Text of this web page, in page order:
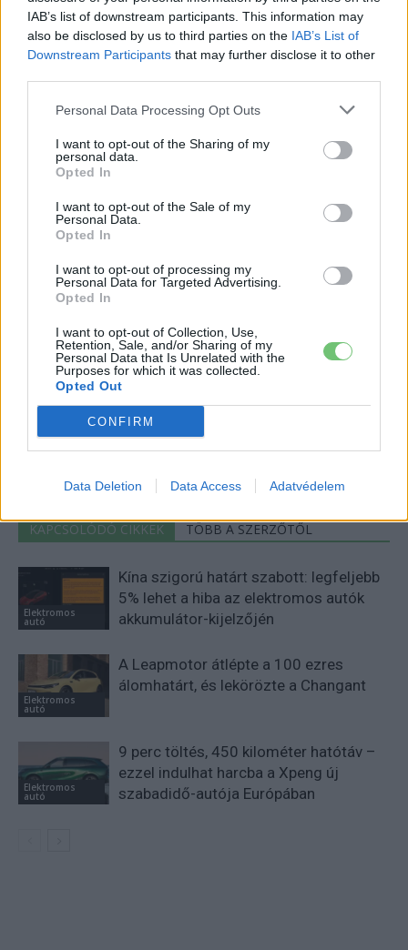
IAB’s list of downstream participants. This information may
also be disclosed by us to third parties on the IAB’s List of
Downstream Participants that may further disclose it to other
Personal Data Processing Opt Outs
I want to opt-out of the Sharing of my
personal data.
Opted In
I want to opt-out of the Sale of my
Personal Data.
Opted In
I want to opt-out of processing my
Personal Data for Targeted Advertising.
Opted In
I want to opt-out of Collection, Use,
Retention, Sale, and/or Sharing of my
Personal Data that Is Unrelated with the
Purposes for which it was collected.
Opted Out
CONFIRM
Data Deletion Data Access Adatvédelem
tartalmakért!
CÍMKÉK e-mobilitás Eladás
Elektromobilitás
Elektromos autó
Kína NEV Statisztika
KAPCSOLÓDÓ CIKKEK TÖBB A SZERZŐTŐL
Elektromos
autó
Kína szigorú határt szabott: legfeljebb
5% lehet a hiba az elektromos autók
akkumulátor-kijelzőjén
Elektromos
autó
A Leapmotor átlépte a 100 ezres
álomhatárt, és lekörözte a Changant
Elektromos
autó
9 perc töltés, 450 kilométer hatótáv –
ezzel indulhat harcba a Xpeng új
szabadidő-autója Európában